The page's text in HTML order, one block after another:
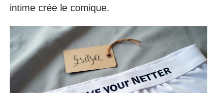
intime crée le comique.